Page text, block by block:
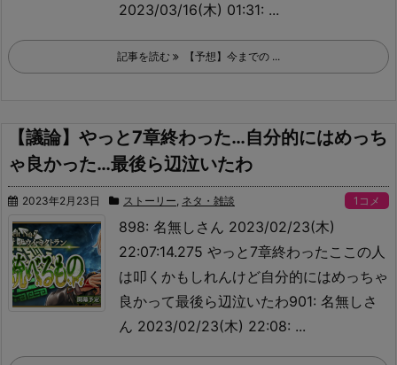
2023/03/16(木) 01:31: ...
記事を読む 【予想】今までの ...
【議論】やっと7章終わった…自分的にはめっち
ゃ良かった…最後ら辺泣いたわ
2023年2月23日 ストーリー, ネタ・雑談 1コメ
898: 名無しさん 2023/02/23(木)
22:07:14.275 やっと7章終わった ここの人
は叩くかもしれんけど自分的にはめっちゃ
良かって最後ら辺泣いたわ901: 名無しさ
ん 2023/02/23(木) 22:08: ...